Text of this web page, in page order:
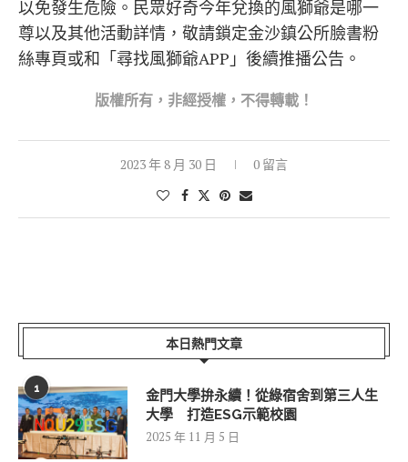
以免發生危險。民眾好奇今年兌換的風獅爺是哪一
尊以及其他活動詳情，敬請鎖定金沙鎮公所臉書粉
絲專頁或和「尋找風獅爺APP」後續推播公告。
版權所有，非經授權，不得轉載！
2023 年 8 月 30 日 0 留言
本日熱門文章
1
金門大學拚永續！從綠宿舍到第三人生
大學 打造ESG示範校園
2025 年 11 月 5 日